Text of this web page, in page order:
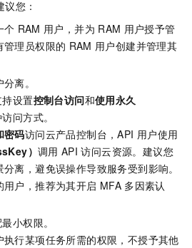
您：
个 RAM 用户，并为 RAM 用户授予管
理员权限的 RAM 用户创建并管理其
离。
设置控制台访问和使用永久
问方式。
密码访问云产品控制台，API 用户使用
） 调用 API 访问云资源。建议您
离，避免误操作导致服务受到影响。
户，推荐为其开启 MFA 多因素认
小权限。
行某项任务所需的权限，不授予其他